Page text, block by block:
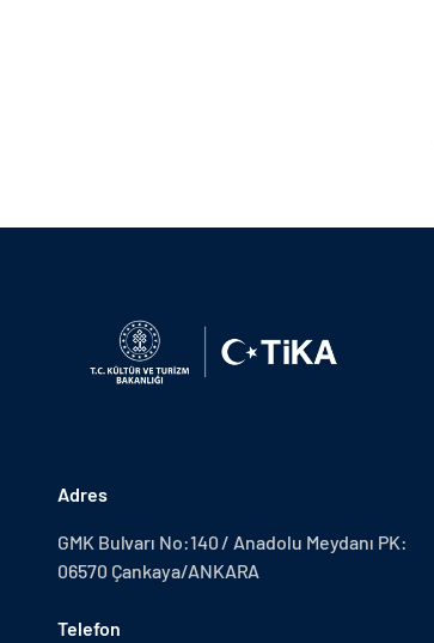
Adres
GMK Bulvarı No:140 / Anadolu Meydanı PK:
06570 Çankaya/ANKARA
Telefon